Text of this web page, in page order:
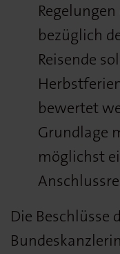
bezüglich
Reisende
bewertet
Grundlage
möglichst
Die Beschlüsse